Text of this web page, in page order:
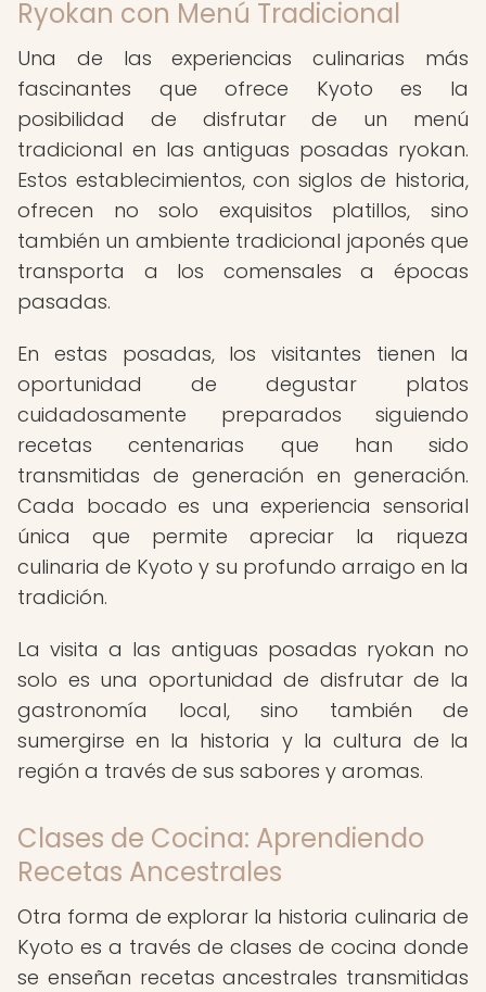
Ryokan con Menú Tradicional
Una de las experiencias culinarias más
fascinantes que ofrece Kyoto es la
posibilidad de disfrutar de un menú
tradicional en las antiguas posadas ryokan.
Estos establecimientos, con siglos de historia,
ofrecen no solo exquisitos platillos, sino
también un ambiente tradicional japonés que
transporta a los comensales a épocas
pasadas.
En estas posadas, los visitantes tienen la
oportunidad de degustar platos
cuidadosamente preparados siguiendo
recetas centenarias que han sido
transmitidas de generación en generación.
Cada bocado es una experiencia sensorial
única que permite apreciar la riqueza
culinaria de Kyoto y su profundo arraigo en la
tradición.
La visita a las antiguas posadas ryokan no
solo es una oportunidad de disfrutar de la
gastronomía local, sino también de
sumergirse en la historia y la cultura de la
región a través de sus sabores y aromas.
Clases de Cocina: Aprendiendo
Recetas Ancestrales
Otra forma de explorar la historia culinaria de
Kyoto es a través de clases de cocina donde
se enseñan recetas ancestrales transmitidas